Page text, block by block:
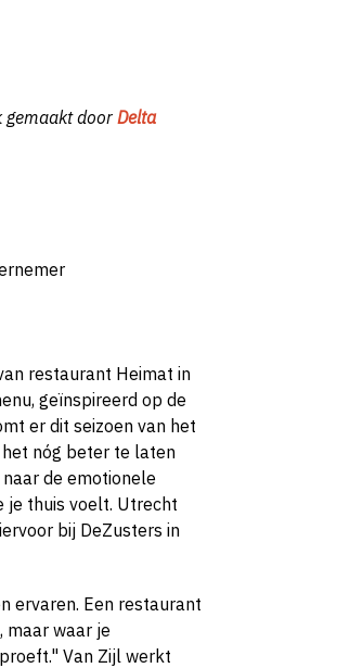
gemaakt door Delta
restaurant Heimat in
geïnspireerd op de
er dit seizoen van het
het nóg beter te laten
de emotionele
je thuis voelt. Utrecht
bij DeZusters in
ervaren. Een restaurant
maar waar je
Van Zijl werkt